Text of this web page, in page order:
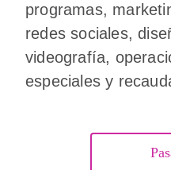
programas,
redes sociales,
videografía,
especiales y